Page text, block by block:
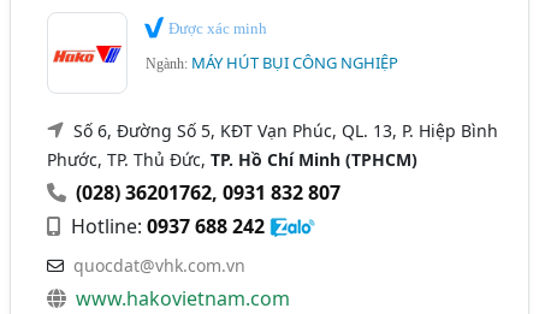
Được xác minh
Ngành: MÁY HÚT BỤI CÔNG NGHIỆP
Số 6, Đường Số 5, KĐT Vạn Phúc, QL. 13, P. Hiệp Bình
Phước, TP. Thủ Đức,TP. Hồ Chí Minh (TPHCM)
(028) 36201762,0931 832 807
Hotline:0937 688 242
quocdat@vhk.com.vn
www.hakovietnam.com